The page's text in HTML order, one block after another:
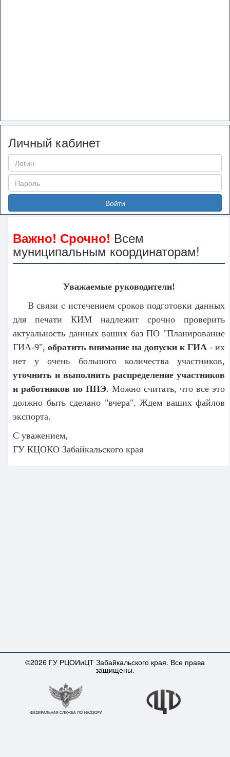
Личный кабинет
Войти
Важно! Срочно! Всем
муниципальным координаторам!
Уважаемые руководители!
В связи с истечением сроков подготовки данных
для печати КИМ надлежит срочно проверить
актуальность данных ваших баз ПО "Планирование
ГИА-9", обратить внимание на допуски к ГИА - их
нет у очень большого количества участников,
уточнить и выполнить распределение участников
и работников по ППЭ. Можно считать, что все это
должно быть сделано "вчера". Ждем ваших файлов
экспорта.
С уважением,
ГУ КЦОКО Забайкальского края
©2026 ГУ РЦОИиЦТ Забайкальского края. Все права
защищены.